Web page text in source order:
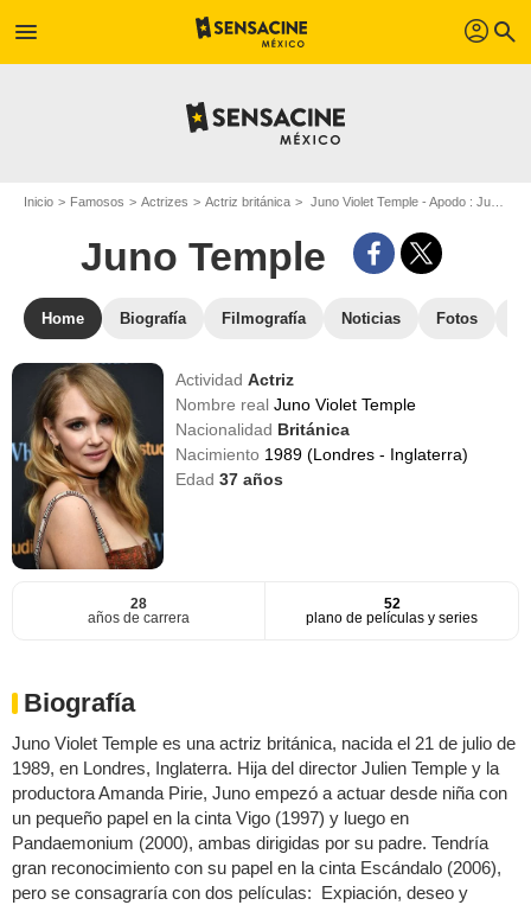
menu profil search
Inicio Famosos Actrizes Actriz británica Juno Violet Temple - Apodo : Juno Temple
Juno Temple
Home Biografía Filmografía Noticias Fotos
ActividadActriz
Nombre realJuno Violet Temple
Nacionalidad Británica
Nacimiento 1989 (Londres - Inglaterra)
Edad37 años
28
años de carrera
52
plano de películas y series
Biografía
Juno Violet Temple es una actriz británica, nacida el 21 de julio de
1989, en Londres, Inglaterra. Hija del director Julien Temple y la
productora Amanda Pirie, Juno empezó a actuar desde niña con
un pequeño papel en la cinta Vigo (1997) y luego en
Pandaemonium (2000), ambas dirigidas por su padre. Tendría
gran reconocimiento con su papel en la cinta Escándalo (2006),
pero se consagraría con dos películas: Expiación, deseo y